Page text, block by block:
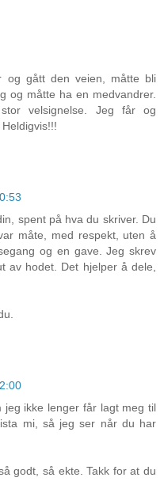
og gått den veien, måtte bli
og måtte ha en medvandrer.
velsignelse. Jeg får og
spent på hva du skriver. Du
måte, med respekt, uten å
og en gave. Jeg skrev
av hodet. Det hjelper å dele,
ikke lenger får lagt meg til
mi, så jeg ser når du har
godt, så ekte. Takk for at du